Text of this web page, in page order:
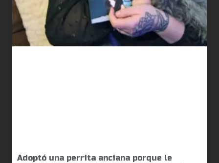
Adoptó una perrita anciana porque le